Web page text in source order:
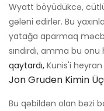
Wyatt böyüdükcə,
gələni edirlər. Bu
yatağa aparmaq
sındırdı, amma bu
qaytardı, Kunis'i
Jon Gruden Kimin
Bu qəbildən olan bəzi